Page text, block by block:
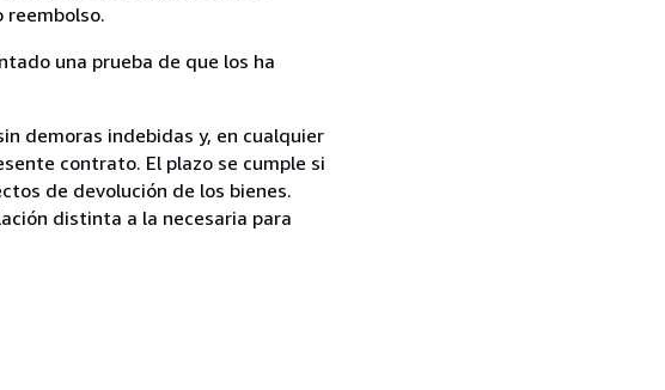
reembolso.
una prueba de que los ha
demoras indebidas y, en cualquier
contrato. El plazo se cumple si
de devolución de los bienes.
distinta a la necesaria para